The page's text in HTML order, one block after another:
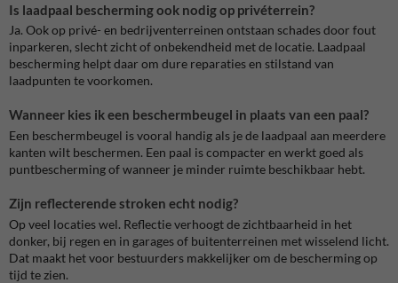
Is laadpaal bescherming ook nodig op privéterrein?
Ja. Ook op privé- en bedrijventerreinen ontstaan schades door fout
inparkeren, slecht zicht of onbekendheid met de locatie. Laadpaal
bescherming helpt daar om dure reparaties en stilstand van
laadpunten te voorkomen.
Wanneer kies ik een beschermbeugel in plaats van een paal?
Een beschermbeugel is vooral handig als je de laadpaal aan meerdere
kanten wilt beschermen. Een paal is compacter en werkt goed als
puntbescherming of wanneer je minder ruimte beschikbaar hebt.
Zijn reflecterende stroken echt nodig?
Op veel locaties wel. Reflectie verhoogt de zichtbaarheid in het
donker, bij regen en in garages of buitenterreinen met wisselend licht.
Dat maakt het voor bestuurders makkelijker om de bescherming op
tijd te zien.